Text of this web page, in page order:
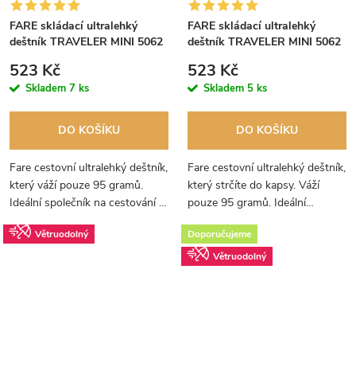
FARE skládací ultralehký
deštník TRAVELER MINI 5062
523 Kč
Skladem 7 ks
DO KOŠÍKU
Fare cestovní ultralehký deštník,
který váží pouze 95 gramů.
Ideální společník na cestování -
přitom spolehlivý.
FARE skládací ultralehký
deštník TRAVELER MINI 5062
523 Kč
Skladem 5 ks
DO KOŠÍKU
Fare cestovní ultralehký deštník,
který strčíte do kapsy. Váží
pouze 95 gramů. Ideální
lehoučký, kompaktní a přitom
spolehlivý.
Větruodolný
Doporučujeme
Větruodolný